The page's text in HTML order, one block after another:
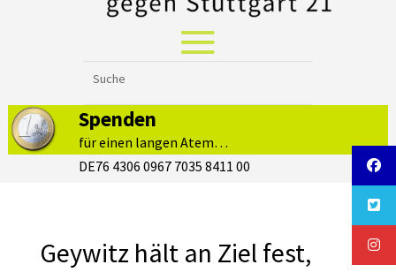
Spenden
für einen langen Atem…
DE76 4306 0967 7035 8411 00
Geywitz hält an Ziel fest,